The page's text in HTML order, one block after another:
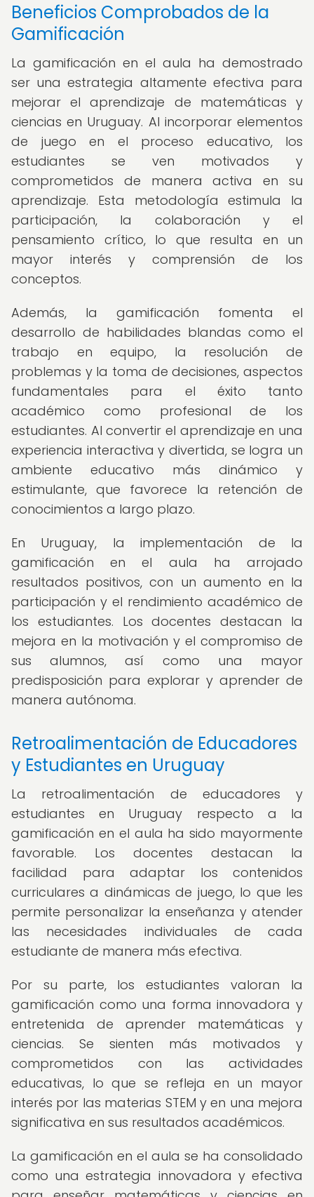
Beneficios Comprobados de la
Gamificación
La gamificación en el aula ha demostrado
ser una estrategia altamente efectiva para
mejorar el aprendizaje de matemáticas y
ciencias en Uruguay. Al incorporar elementos
de juego en el proceso educativo, los
estudiantes se ven motivados y
comprometidos de manera activa en su
aprendizaje. Esta metodología estimula la
participación, la colaboración y el
pensamiento crítico, lo que resulta en un
mayor interés y comprensión de los
conceptos.
Además, la gamificación fomenta el
desarrollo de habilidades blandas como el
trabajo en equipo, la resolución de
problemas y la toma de decisiones, aspectos
fundamentales para el éxito tanto
académico como profesional de los
estudiantes. Al convertir el aprendizaje en una
experiencia interactiva y divertida, se logra un
ambiente educativo más dinámico y
estimulante, que favorece la retención de
conocimientos a largo plazo.
En Uruguay, la implementación de la
gamificación en el aula ha arrojado
resultados positivos, con un aumento en la
participación y el rendimiento académico de
los estudiantes. Los docentes destacan la
mejora en la motivación y el compromiso de
sus alumnos, así como una mayor
predisposición para explorar y aprender de
manera autónoma.
Retroalimentación de Educadores
y Estudiantes en Uruguay
La retroalimentación de educadores y
estudiantes en Uruguay respecto a la
gamificación en el aula ha sido mayormente
favorable. Los docentes destacan la
facilidad para adaptar los contenidos
curriculares a dinámicas de juego, lo que les
permite personalizar la enseñanza y atender
las necesidades individuales de cada
estudiante de manera más efectiva.
Por su parte, los estudiantes valoran la
gamificación como una forma innovadora y
entretenida de aprender matemáticas y
ciencias. Se sienten más motivados y
comprometidos con las actividades
educativas, lo que se refleja en un mayor
interés por las materias STEM y en una mejora
significativa en sus resultados académicos.
La gamificación en el aula se ha consolidado
como una estrategia innovadora y efectiva